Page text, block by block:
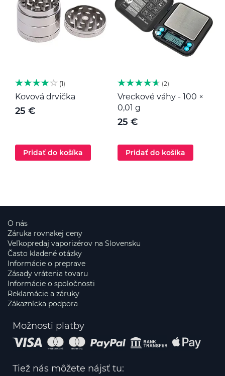
1
Kovová drvička
25 €
Pridať do košíka
2
Vreckové váhy - 100 ×
0,01 g
25 €
Pridať do košíka
O nás
Záruka rovnakej ceny
Veľkopredaj vaporizérov na Slovensku
Často kladené otázky
Informácie o preprave
Zásady vrátenia tovaru
Informácie o spoločnosti
Reklamácie a záruky
Zákaznícka podpora
Možnosti platby
Tiež nás môžete nájsť tu: